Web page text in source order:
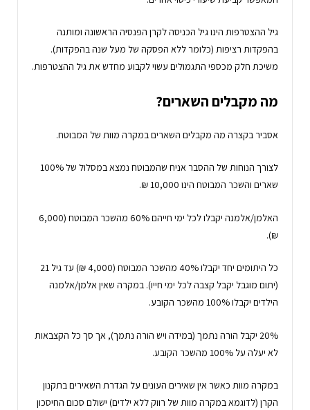
גיל ההצטרפות הינו גיל הכניסה לקרן הפנסיה הראשונה ומותנה
בהפקדות רציפות (כלומר ללא הפסקה של מעל שנה בהפקדות).
משיכת חלק מכספי התגמולים עשוי לקבוע מחדש את גיל ההצטרפות.
מה מקבלים השארים?
אסביר בקצרה מה מקבלים השארים במקרה מוות של המבוטח.
לצורך הנוחות של ההסבר אניח שהמבוטח נמצא במסלול של 100%
שארים והשכר המבוטח הינו 10,000 ₪.
האלמן/אלמנה יקבלו לכל ימי חייהם 60% מהשכר המבוטח (6,000
₪).
כל היתומים יחד יקבלו 40% מהשכר המבוטח (4,000 ₪) עד גיל 21
(יתום מוגבל יקבל קצבה לכל ימי חייו). במקרה שאין אלמן/אלמנה
הילדים יקבלו 100% מהשכר הקובע.
20% יקבל הורה נתמך (במידה ויש הורה נתמך), אך סך כל הקצבאות
לא יעלה על 100% מהשכר הקובע.
במקרה מוות כאשר אין שאירים העונים על הגדרת השאירים בתקנון
הקרן (לדוגמא במקרה מוות של רווק ללא ילדים) ישולם סכום החיסכון